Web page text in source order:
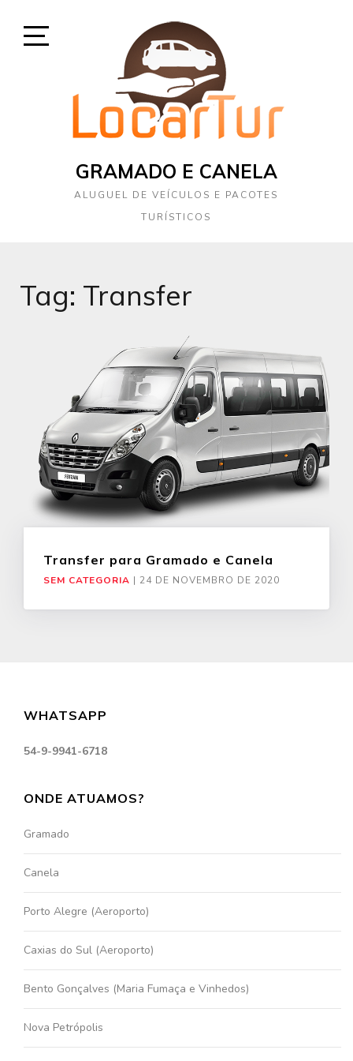
GRAMADO E CANELA
ALUGUEL DE VEÍCULOS E PACOTES
TURÍSTICOS
Tag: Transfer
Transfer para Gramado e Canela
SEM CATEGORIA | 24 DE NOVEMBRO DE 2020
WHATSAPP
54-9-9941-6718
ONDE ATUAMOS?
Gramado
Canela
Porto Alegre (Aeroporto)
Caxias do Sul (Aeroporto)
Bento Gonçalves (Maria Fumaça e Vinhedos)
Nova Petrópolis